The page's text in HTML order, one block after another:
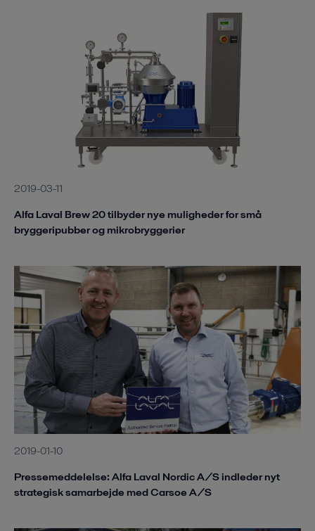
2019-03-11
Alfa Laval Brew 20 tilbyder nye muligheder for små
bryggeripubber og mikrobryggerier
2019-01-10
Pressemeddelelse: Alfa Laval Nordic A/S indleder nyt
strategisk samarbejde med Carsoe A/S